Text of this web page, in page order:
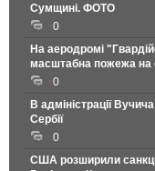
Сумщині. ФОТО
0
На аеродромі
масштабна пожежа на
0
В адміністрації
Сербії
0
США розширили